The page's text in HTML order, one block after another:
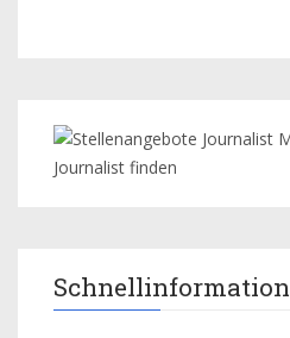
Schnellinformation